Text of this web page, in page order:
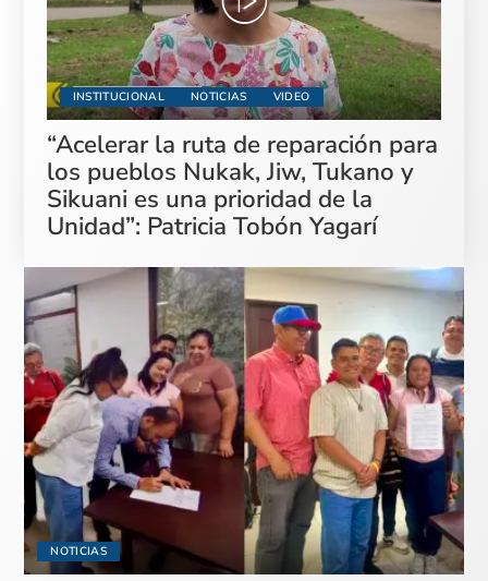
INSTITUCIONAL NOTICIAS VIDEO
“Acelerar la ruta de reparación para
los pueblos Nukak, Jiw, Tukano y
Sikuani es una prioridad de la
Unidad”: Patricia Tobón Yagarí
NOTICIAS